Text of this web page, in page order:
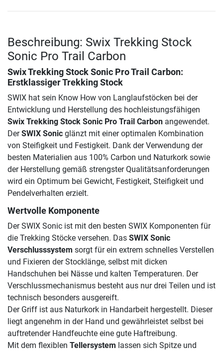
Beschreibung: Swix Trekking Stock
Sonic Pro Trail Carbon
Swix Trekking Stock Sonic Pro Trail Carbon:
Erstklassiger Trekking Stock
SWIX hat sein Know How von Langlaufstöcken bei der
Entwicklung und Herstellung des hochleistungsfähigen
Swix Trekking Stock Sonic Pro Trail Carbon angewendet.
DerSWIX Sonic glänzt mit einer optimalen Kombination
von Steifigkeit und Festigkeit. Dank der Verwendung der
besten Materialien aus 100% Carbon und Naturkork sowie
der Herstellung gemäß strengster Qualitätsanforderungen
wird ein Optimum bei Gewicht, Festigkeit, Steifigkeit und
Pendelverhalten erzielt.
Wertvolle Komponente
Der SWIX Sonic ist mit den besten SWIX Komponenten für
die Trekking Stöcke versehen. Das SWIX Sonic
Verschlusssystem sorgt für ein extrem schnelles Verstellen
und Fixieren der Stocklänge, selbst mit dicken
Handschuhen bei Nässe und kalten Temperaturen. Der
Verschlussmechanismus besteht aus nur drei Teilen und ist
technisch besonders ausgereift.
Der Griff ist aus Naturkork in Handarbeit hergestellt. Dieser
liegt angenehm in der Hand und gewährleistet selbst bei
auftretender Handfeuchte eine gute Haftreibung.
Mit dem flexiblen Tellersystem lassen sich Spitze und